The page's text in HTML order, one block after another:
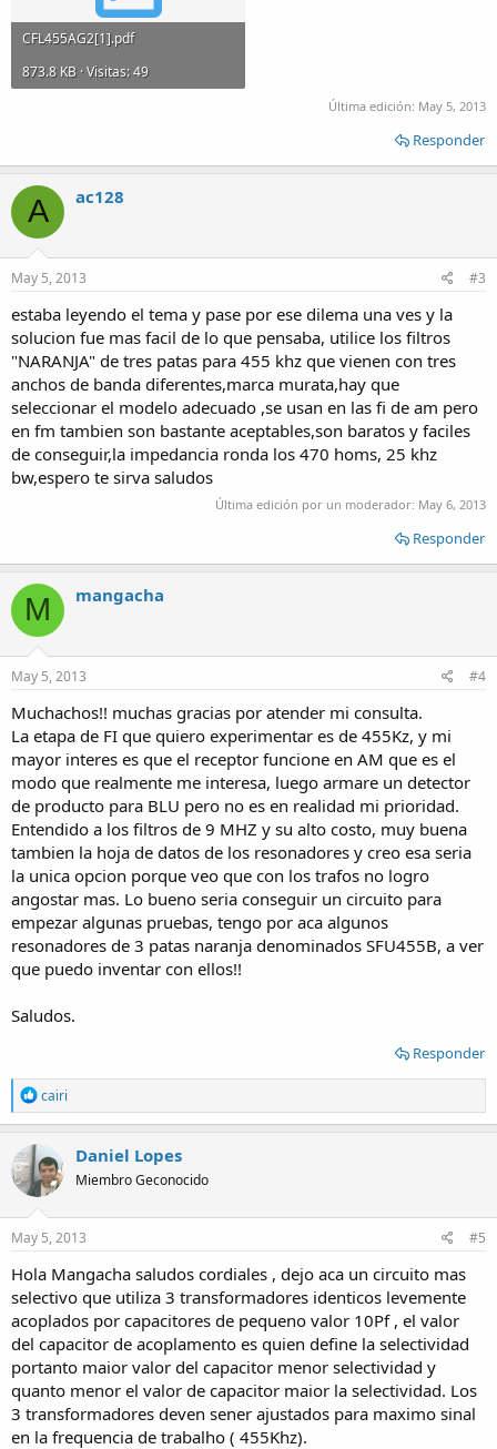
CFL455AG2[1].pdf
873.8 KB · Visitas: 49
Última edición: May 5, 2013
Responder
A ac128
May 5, 2013 #3
estaba leyendo el tema y pase por ese dilema una ves y la
solucion fue mas facil de lo que pensaba, utilice los filtros
"NARANJA" de tres patas para 455 khz que vienen con tres
anchos de banda diferentes,marca murata,hay que
seleccionar el modelo adecuado ,se usan en las fi de am pero
en fm tambien son bastante aceptables,son baratos y faciles
de conseguir,la impedancia ronda los 470 homs, 25 khz
bw,espero te sirva saludos
Última edición por un moderador: May 6, 2013
Responder
M mangacha
May 5, 2013 #4
Muchachos!! muchas gracias por atender mi consulta.
La etapa de FI que quiero experimentar es de 455Kz, y mi
mayor interes es que el receptor funcione en AM que es el
modo que realmente me interesa, luego armare un detector
de producto para BLU pero no es en realidad mi prioridad.
Entendido a los filtros de 9 MHZ y su alto costo, muy buena
tambien la hoja de datos de los resonadores y creo esa seria
la unica opcion porque veo que con los trafos no logro
angostar mas. Lo bueno seria conseguir un circuito para
empezar algunas pruebas, tengo por aca algunos
resonadores de 3 patas naranja denominados SFU455B, a ver
que puedo inventar con ellos!!
Saludos.
Responder
R
e
a
c
t
i
o
n
s
cairi
Daniel Lopes
Miembro Geconocido
May 5, 2013 #5
Hola Mangacha saludos cordiales , dejo aca un circuito mas
selectivo que utiliza 3 transformadores identicos levemente
acoplados por capacitores de pequeno valor 10Pf , el valor
del capacitor de acoplamento es quien define la selectividad
portanto maior valor del capacitor menor selectividad y
quanto menor el valor de capacitor maior la selectividad. Los
3 transformadores deven sener ajustados para maximo sinal
en la frequencia de trabalho ( 455Khz).